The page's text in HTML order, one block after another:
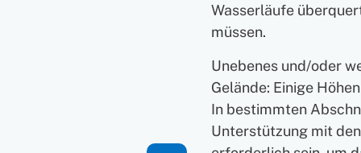
Wasserläufe
müssen.
Unebenes und/oder
Gelände: Einige
In bestimmten
Unterstützung mit